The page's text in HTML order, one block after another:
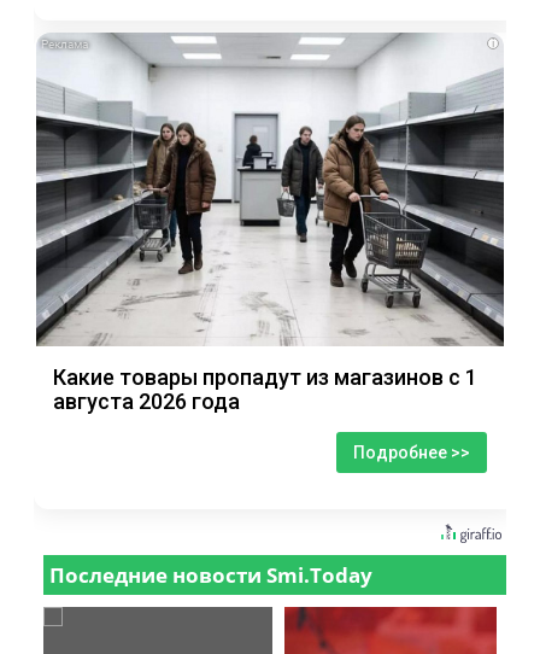
i
Какие товары пропадут из магазинов с 1
августа 2026 года
Подробнее >>